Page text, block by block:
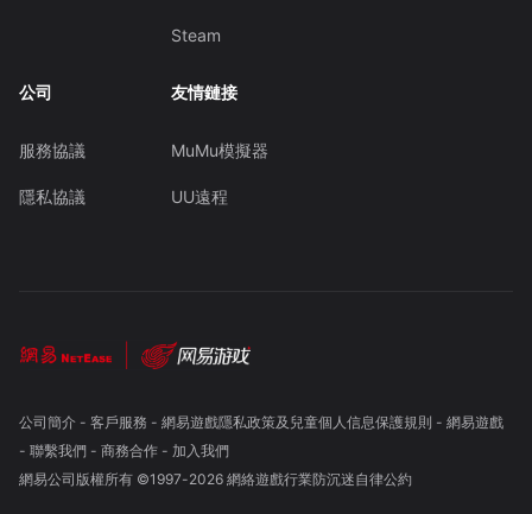
Steam
公司
服務協議
隱私協議
友情鏈接
MuMu模擬器
UU遠程
公司簡介- 客戶服務 - 網易遊戲隱私政策及兒童個人信息保護規則 - 網易遊戲
- 聯繫我們- 商務合作- 加入我們
網易公司版權所有 ©1997-2026 網絡遊戲行業防沉迷自律公約